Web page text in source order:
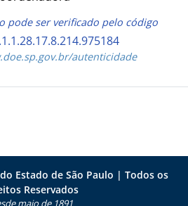
pode ser verificado pelo código
autenticidade
Estado de São Paulo | Todos os
Reservados
maio de 1891